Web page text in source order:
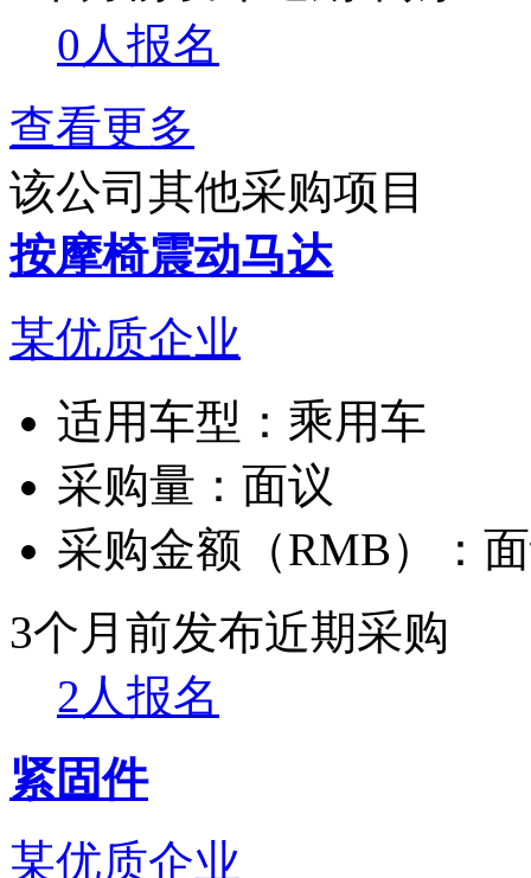
0人报名
查看更多
该公司其他采购项目
按摩椅震动马达
某优质企业
适用车型： 乘用车
采购量： 面议
采购金额（RMB）：
3个月前发布近期采购
2人报名
紧固件
某优质企业